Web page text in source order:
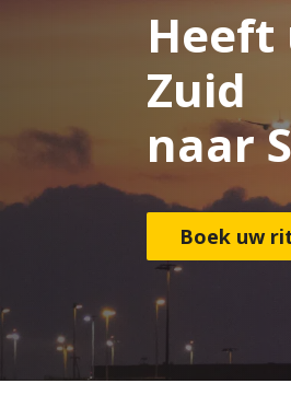
Heeft
Zuid
naar
Boek uw